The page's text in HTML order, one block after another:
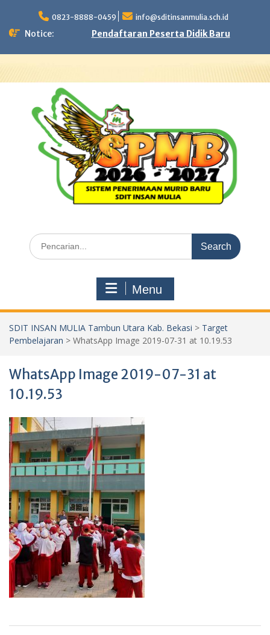
content
0823-8888-0459 info@sditinsanmulia.sch.id
Notice: Pendaftaran Peserta Didik Baru
Search
for:
Menu
SDIT INSAN MULIA Tambun Utara Kab. Bekasi > Target
Pembelajaran > WhatsApp Image 2019-07-31 at 10.19.53
WhatsApp Image 2019-07-31 at
10.19.53